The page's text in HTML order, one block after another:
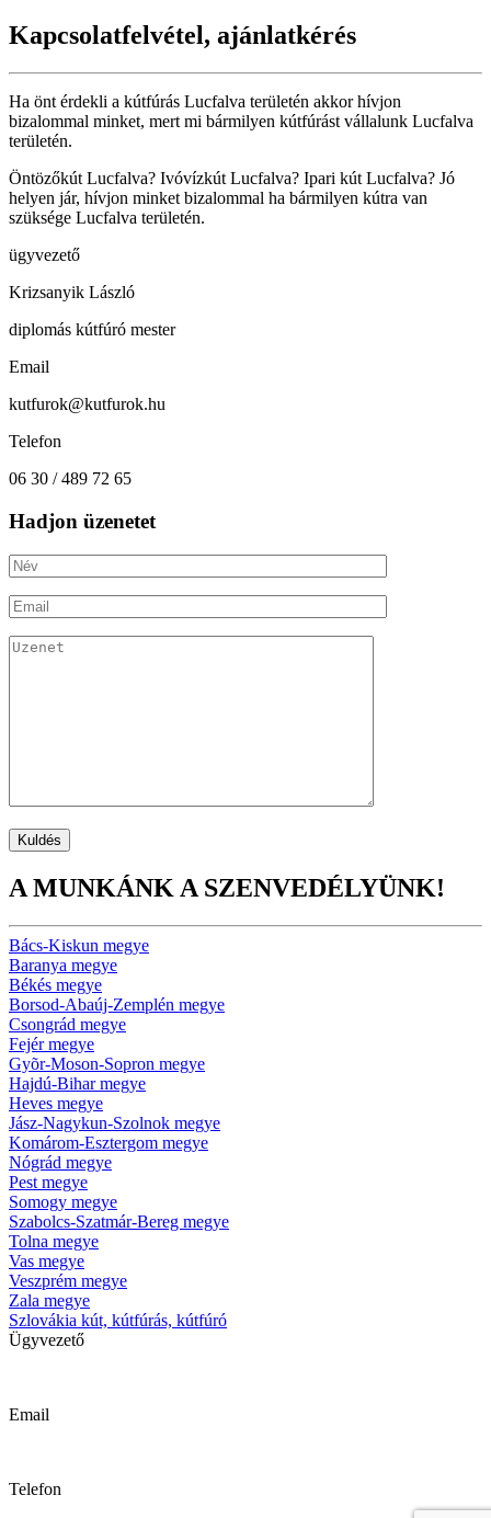
Kapcsolatfelvétel, ajánlatkérés
Ha önt érdekli a kútfúrás Lucfalva területén akkor hívjon
bizalommal minket, mert mi bármilyen kútfúrást vállalunk Lucfalva
területén.
Öntözőkút Lucfalva? Ivóvízkút Lucfalva? Ipari kút Lucfalva? Jó
helyen jár, hívjon minket bizalommal ha bármilyen kútra van
szüksége Lucfalva területén.
ügyvezető
Krizsanyik László
diplomás kútfúró mester
Email
kutfurok@kutfurok.hu
Telefon
06 30 / 489 72 65
Hadjon üzenetet
A MUNKÁNK A SZENVEDÉLYÜNK!
Bács-Kiskun megye
Baranya megye
Békés megye
Borsod-Abaúj-Zemplén megye
Csongrád megye
Fejér megye
Gyõr-Moson-Sopron megye
Hajdú-Bihar megye
Heves megye
Jász-Nagykun-Szolnok megye
Komárom-Esztergom megye
Nógrád megye
Pest megye
Somogy megye
Szabolcs-Szatmár-Bereg megye
Tolna megye
Vas megye
Veszprém megye
Zala megye
Szlovákia kút, kútfúrás, kútfúró
Ügyvezető
Email
Telefon